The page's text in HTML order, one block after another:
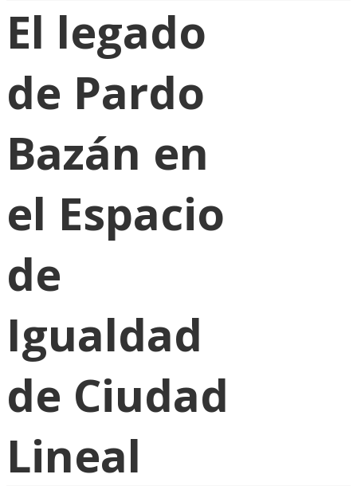
El legado
de Pardo
Bazán en
el Espacio
de
Igualdad
de Ciudad
Lineal